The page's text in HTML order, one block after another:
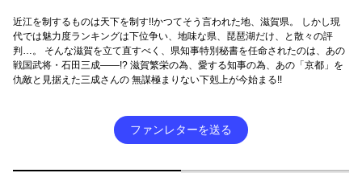
近江を制するものは天下を制す!!かつてそう言われた地、滋賀県。 しかし現
代では魅力度ランキングは下位争い、地味な県、琵琶湖だけ、と散々の評
判…。 そんな滋賀を立て直すべく、県知事特別秘書を任命されたのは、あの
戦国武将・石田三成――!? 滋賀繁栄の為、愛する知事の為、あの「京都」を
仇敵と見据えた三成さんの 無謀極まりない下剋上が今始まる!!
ファンレターを送る